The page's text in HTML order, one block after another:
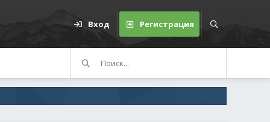
Вход Регистрация